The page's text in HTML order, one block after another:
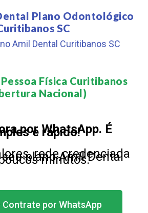
Plano Odontológico
SC
Amil Dental Curitibanos SC
Física Curitibanos
Nacional)​
por WhatsApp. É
e rápido!
rede credenciada
plano Amil Dental
minutos.
Contrate por WhatsApp